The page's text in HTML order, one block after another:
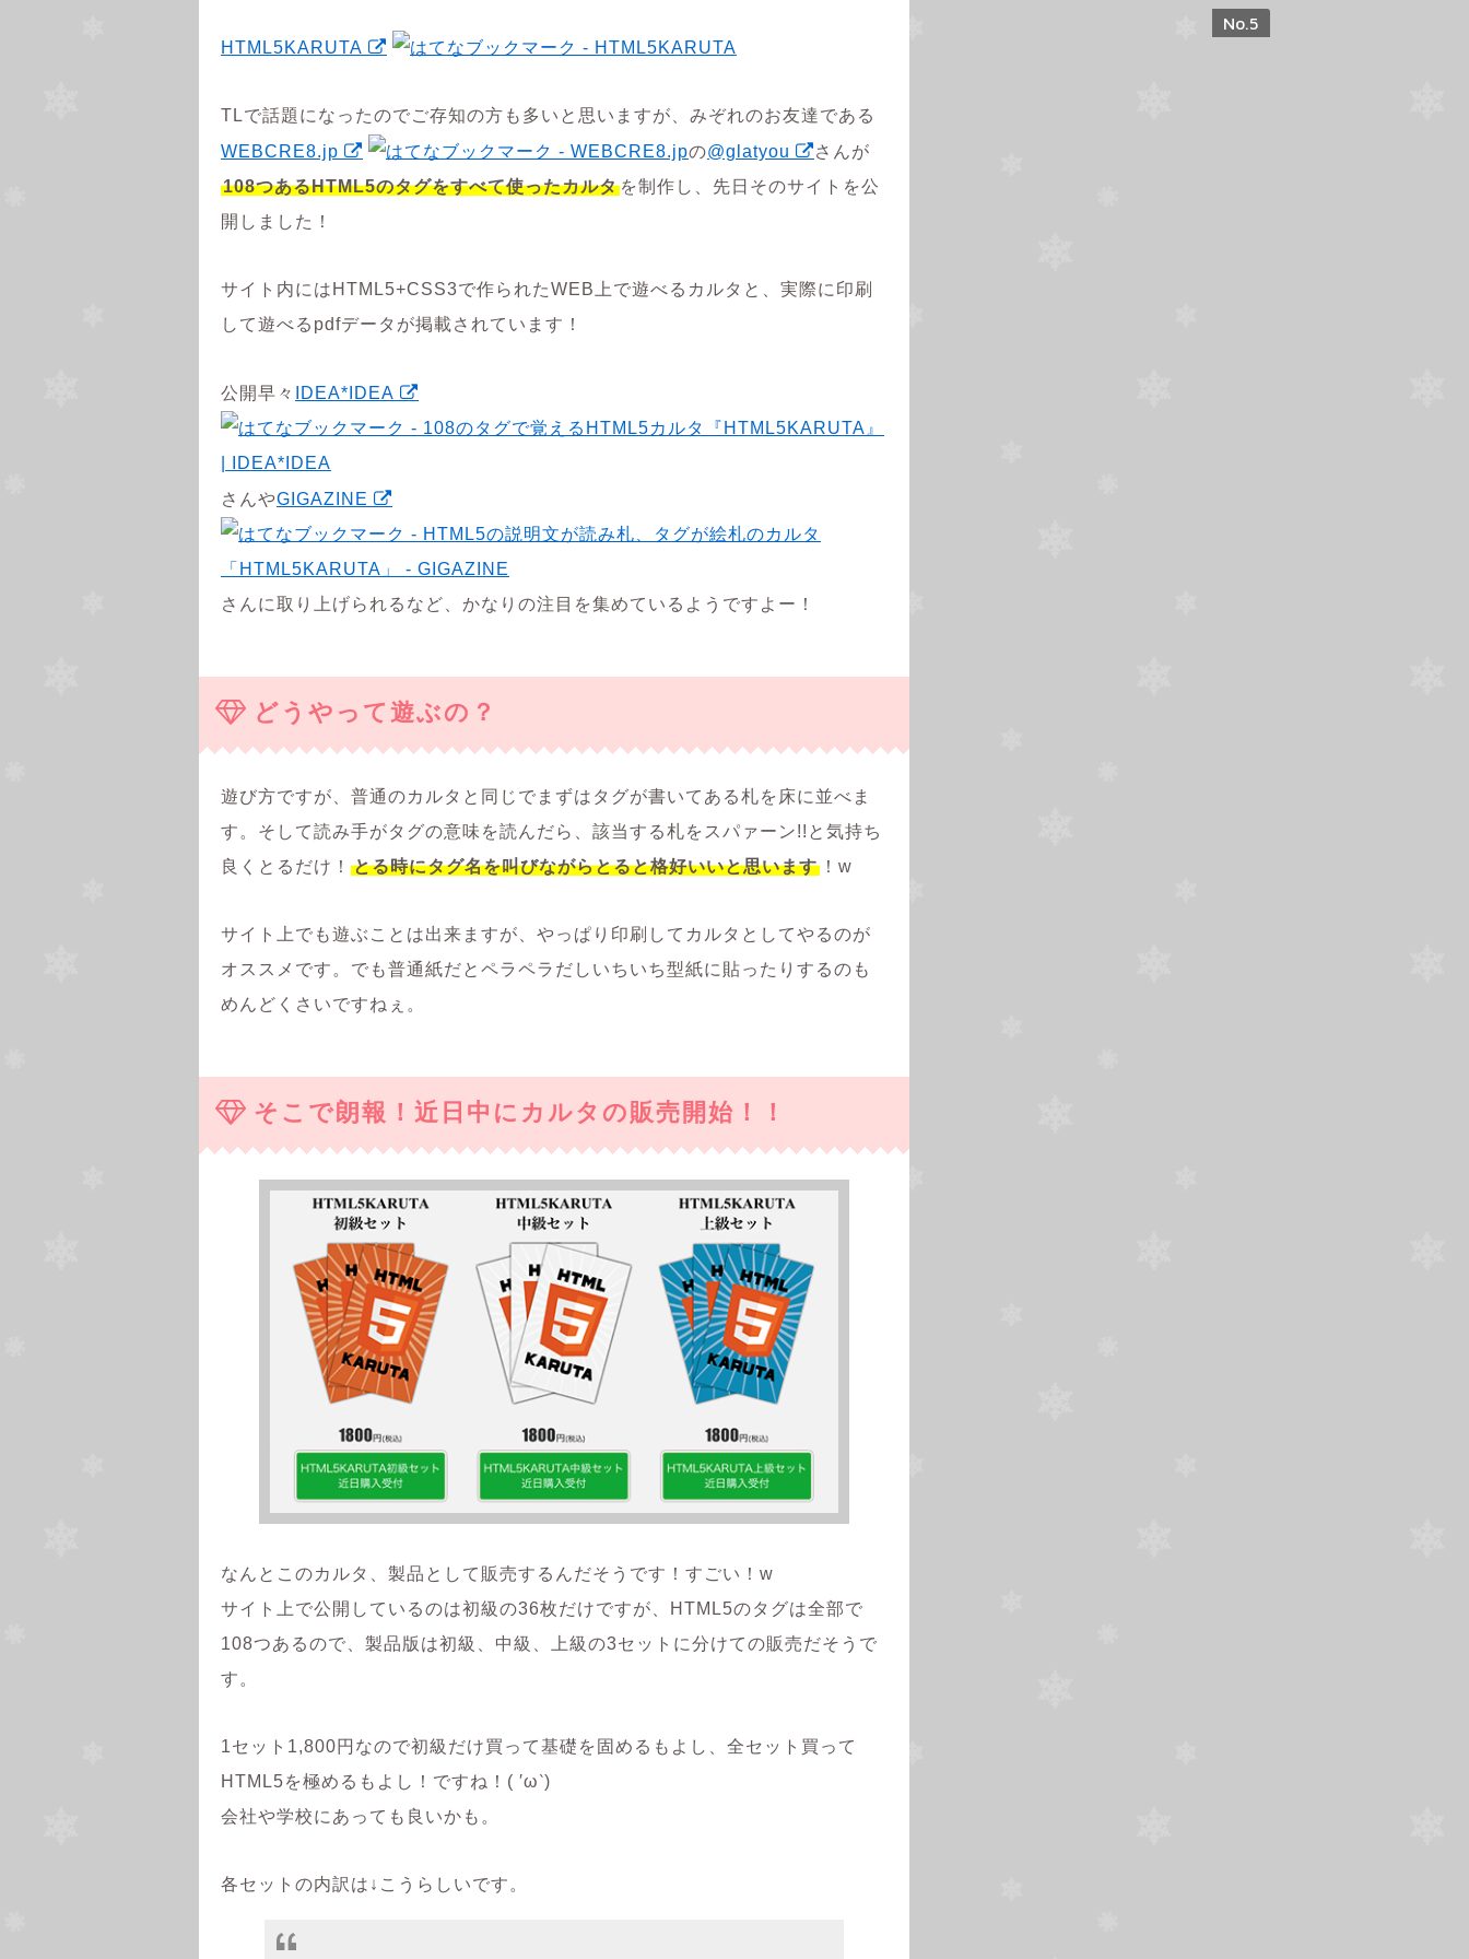
HTML5KARUTA
TLで話題になったのでご存知の方も多いと思いますが、みぞれのお友達である
WEBCRE8.jp
の@glatyou
さんが
108つあるHTML5のタグをすべて使ったカルタ を制作し、先日そのサイトを公
開しました！
サイト内にはHTML5+CSS3で作られたWEB上で遊べるカルタと、実際に印刷
して遊べるpdfデータが掲載されています！
公開早々 IDEA*IDEA
さんやGIGAZINE
さんに取り上げられるなど、かなりの注目を集めているようですよー！
どうやって遊ぶの？
遊び方ですが、普通のカルタと同じでまずはタグが書いてある札を床に並べま
す。そして読み手がタグの意味を読んだら、該当する札をスパァーン!!と気持ち
良くとるだけ！ とる時にタグ名を叫びながらとると格好いいと思います ！w
サイト上でも遊ぶことは出来ますが、やっぱり印刷してカルタとしてやるのが
オススメです。でも普通紙だとペラペラだしいちいち型紙に貼ったりするのも
めんどくさいですねぇ。
そこで朗報！近日中にカルタの販売開始！！
なんとこのカルタ、製品として販売するんだそうです！すごい！w
サイト上で公開しているのは初級の36枚だけですが、HTML5のタグは全部で
108つあるので、製品版は初級、中級、上級の3セットに分けての販売だそうで
す。
1セット1,800円なので初級だけ買って基礎を固めるもよし、全セット買って
HTML5を極めるもよし！ですね！( ′ω‵)
会社や学校にあっても良いかも。
各セットの内訳は↓こうらしいです。